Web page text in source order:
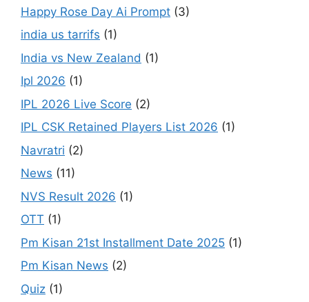
Happy Rose Day Ai Prompt (3)
india us tarrifs (1)
India vs New Zealand (1)
Ipl 2026 (1)
IPL 2026 Live Score (2)
IPL CSK Retained Players List 2026 (1)
Navratri (2)
News (11)
NVS Result 2026 (1)
OTT (1)
Pm Kisan 21st Installment Date 2025 (1)
Pm Kisan News (2)
Quiz (1)